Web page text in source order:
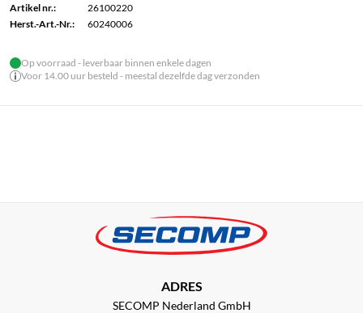
Artikel nr.:
26100220
Herst.-Art.-Nr.:
60240006
Op voorraad - leverbaar binnen enkele dagen
Voor 14.00 uur besteld - meestal dezelfde dag verzonden
ADRES
SECOMP Nederland GmbH